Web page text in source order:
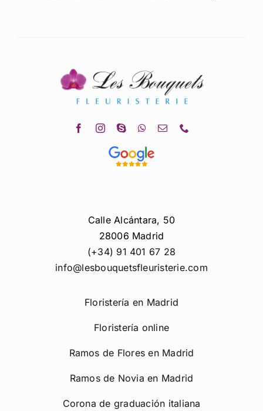
Calle Alcántara, 50
28006 Madrid
(+34) 91 401 67 28
info@lesbouquetsfleuristerie.com
Floristería en Madrid
Floristería online
Ramos de Flores en Madrid
Ramos de Novia en Madrid
Corona de graduación italiana